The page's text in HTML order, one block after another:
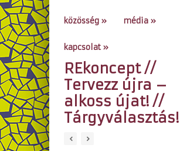
közösség » média »
kapcsolat »
go to...
REkoncept //
Tervezz újra –
alkoss újat! //
Tárgyválasztás!